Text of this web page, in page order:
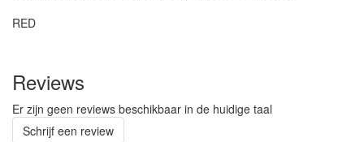
RED
Reviews
Er zijn geen reviews beschikbaar in de huidige taal
Schrijf een review